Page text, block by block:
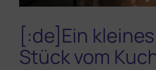
[:de]Ein kleines
Stück vom